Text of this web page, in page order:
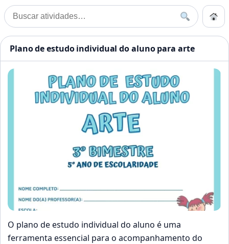
Pular para o conteúdo
Buscar por:
Buscar
Início
Início»Estudo
Atividades Educação
Plano de estudo individual do aluno para arte
O plano de estudo individual do aluno é uma
ferramenta essencial para o acompanhamento do